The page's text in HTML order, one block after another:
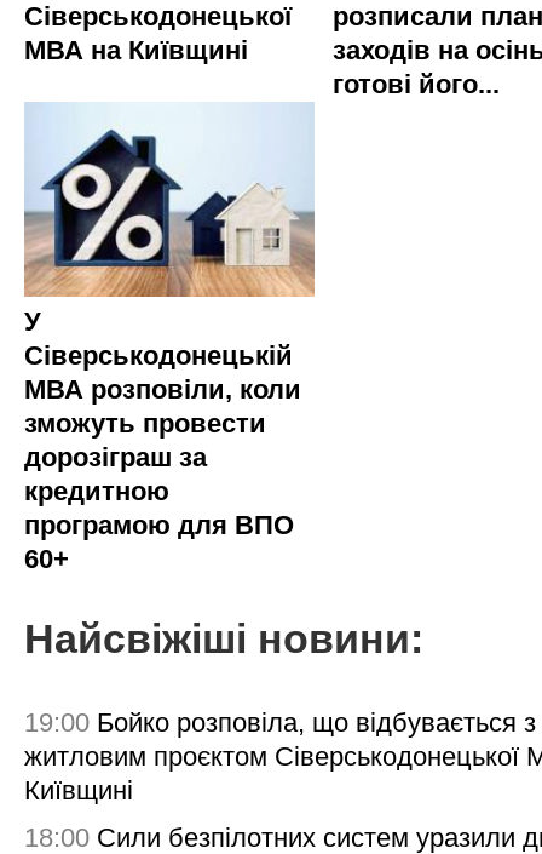
Сіверськодонецької
МВА на Київщині
розписали план
заходів на
готові його...
У
Сіверськодонецькій
МВА розповіли, коли
зможуть провести
дорозіграш за
кредитною
програмою для ВПО
60+
Найсвіжіші новини:
19:00 Бойко розповіла, що відбувається з
житловим проєктом Сіверськодонецької
Київщині
18:00 Сили безпілотних систем уразили